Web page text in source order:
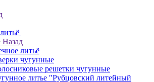
Назад
литьё
чугунные
решетки чугунные
литье "Рубцовский литейный